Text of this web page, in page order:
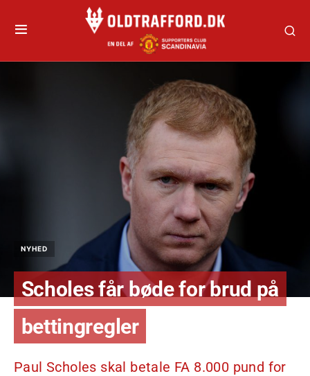
NYHED
Scholes får bøde for brud på
bettingregler
Paul Scholes skal betale FA 8.000 pund for